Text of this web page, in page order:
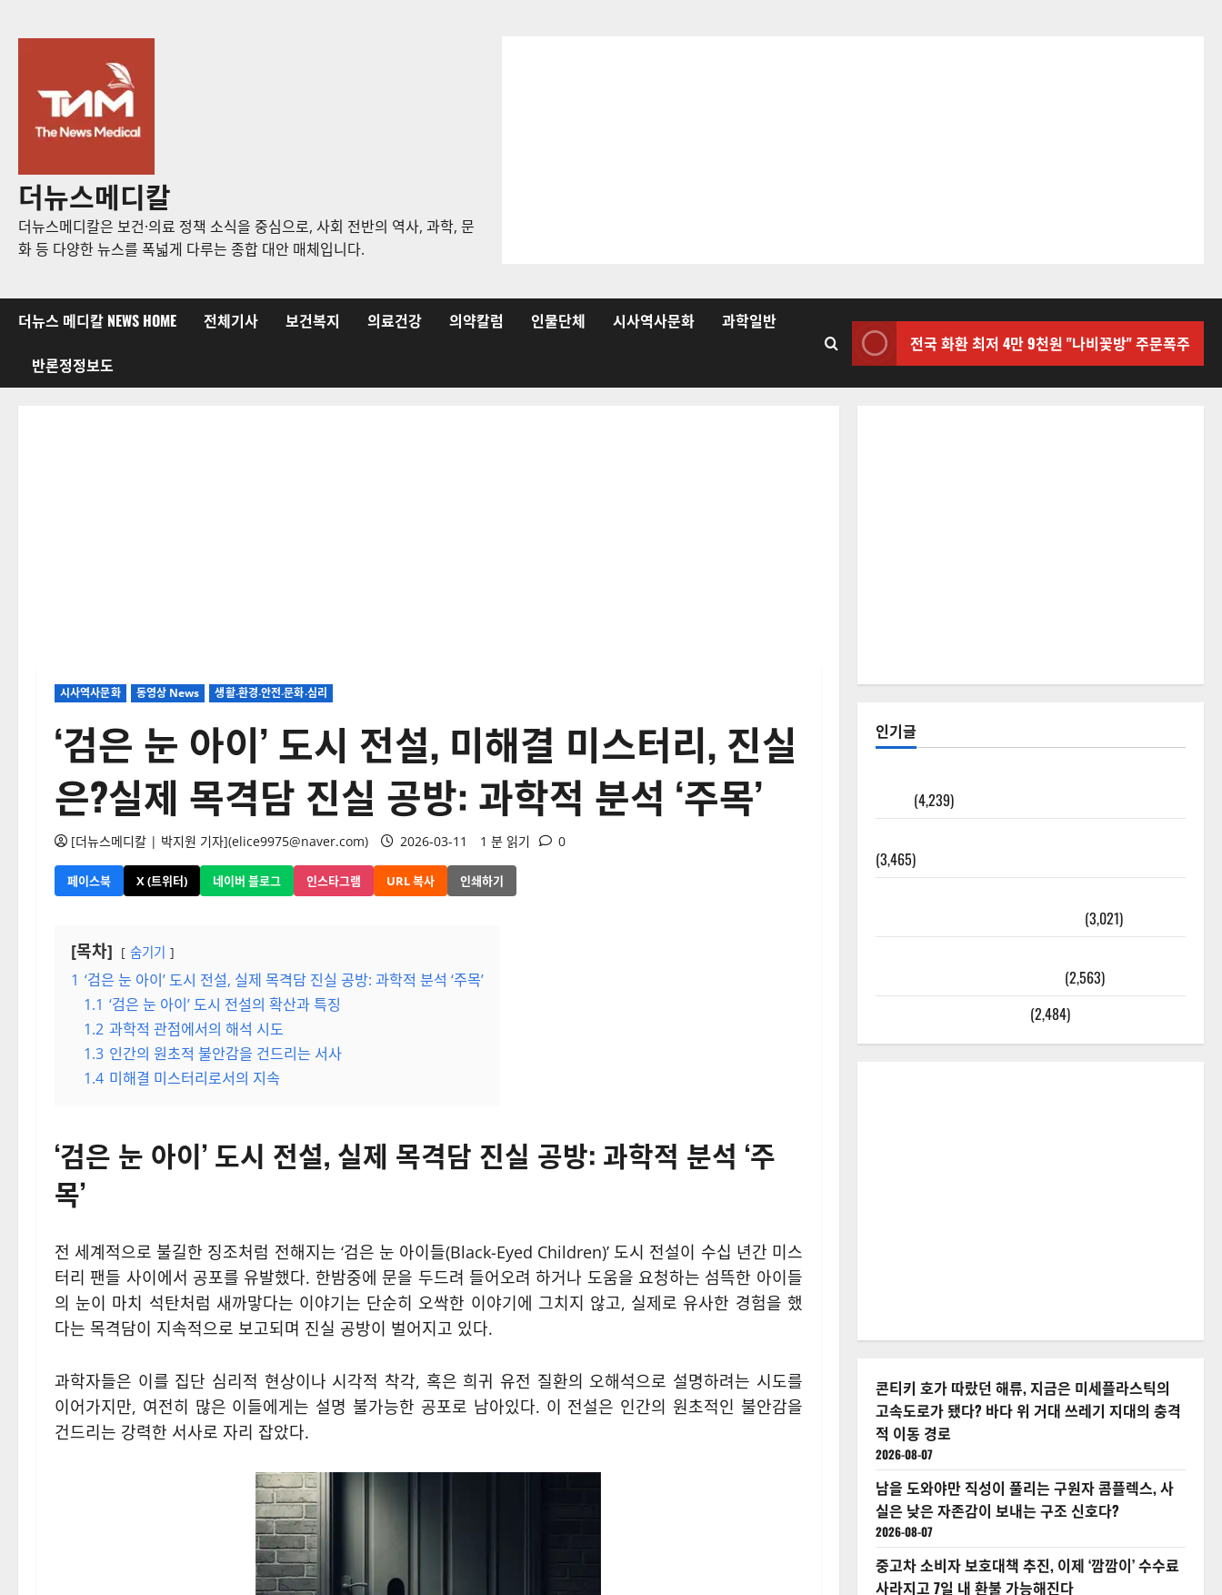
더뉴스메디칼
더뉴스메디칼은 보건·의료 정책 소식을 중심으로, 사회 전반의 역사, 과학, 문
화 등 다양한 뉴스를 폭넓게 다루는 종합 대안 매체입니다.
더뉴스 메디칼 NEWS HOME 전체기사 보건복지 의료건강 의약칼럼 인물단체 시사역사문화 과학일반
반론정정보도
전국 화환 최저 4만 9천원 "나비꽃방" 주문폭주
시사역사문화 동영상 News 생활‧환경‧안전‧문화‧심리
‘검은 눈 아이’ 도시 전설, 미해결 미스터리, 진실
은?실제 목격담 진실 공방: 과학적 분석 ‘주목’
[더뉴스메디칼 | 박지원 기자](elice9975@naver.com) 2026-03-11 1 분 읽기 0
페이스북 X (트위터) 네이버 블로그 인스타그램 URL 복사 인쇄하기
[목차] 숨기기
1 ‘검은 눈 아이’ 도시 전설, 실제 목격담 진실 공방: 과학적 분석 ‘주목’
1.1 ‘검은 눈 아이’ 도시 전설의 확산과 특징
1.2 과학적 관점에서의 해석 시도
1.3 인간의 원초적 불안감을 건드리는 서사
1.4 미해결 미스터리로서의 지속
‘검은 눈 아이’ 도시 전설, 실제 목격담 진실 공방: 과학적 분석 ‘주
목’
전 세계적으로 불길한 징조처럼 전해지는 ‘검은 눈 아이들(Black-Eyed Children)’ 도시 전설이 수십 년간 미스
터리 팬들 사이에서 공포를 유발했다. 한밤중에 문을 두드려 들어오려 하거나 도움을 요청하는 섬뜩한 아이들
의 눈이 마치 석탄처럼 새까맣다는 이야기는 단순히 오싹한 이야기에 그치지 않고, 실제로 유사한 경험을 했
다는 목격담이 지속적으로 보고되며 진실 공방이 벌어지고 있다.
과학자들은 이를 집단 심리적 현상이나 시각적 착각, 혹은 희귀 유전 질환의 오해석으로 설명하려는 시도를
이어가지만, 여전히 많은 이들에게는 설명 불가능한 공포로 남아있다. 이 전설은 인간의 원초적인 불안감을
건드리는 강력한 서사로 자리 잡았다.
인기글
(4,239)
(3,465)
(3,021)
(2,563)
(2,484)
콘티키 호가 따랐던 해류, 지금은 미세플라스틱의
고속도로가 됐다? 바다 위 거대 쓰레기 지대의 충격
적 이동 경로
2026-08-07
남을 도와야만 직성이 풀리는 구원자 콤플렉스, 사
실은 낮은 자존감이 보내는 구조 신호다?
2026-08-07
중고차 소비자 보호대책 추진, 이제 ‘깜깜이’ 수수료
사라지고 7일 내 환불 가능해진다